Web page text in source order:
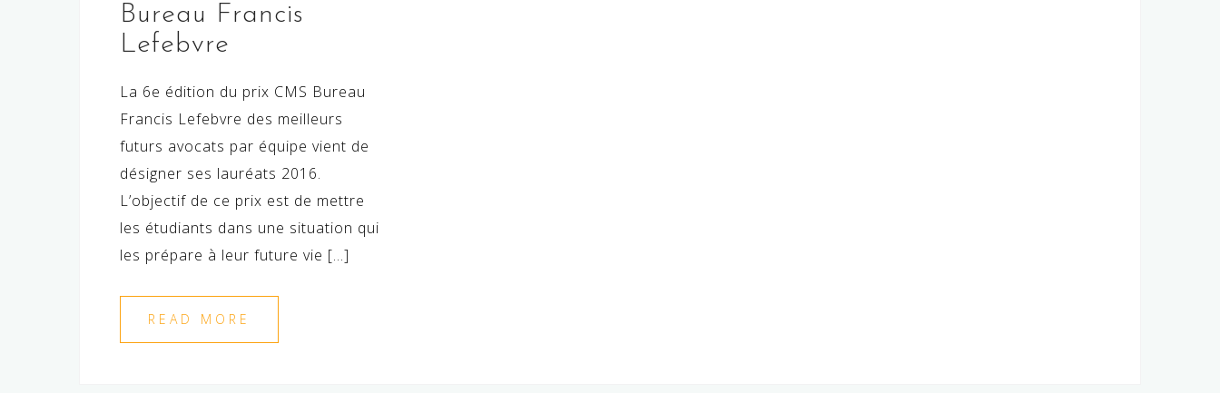
Bureau Francis
Lefebvre
La 6e édition du prix CMS Bureau
Francis Lefebvre des meilleurs
futurs avocats par équipe vient de
désigner ses lauréats 2016.
L’objectif de ce prix est de mettre
les étudiants dans une situation qui
les prépare à leur future vie […]
READ MORE